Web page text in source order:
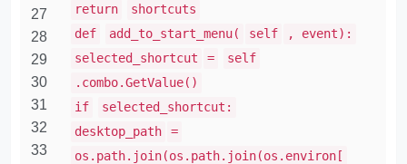
27
28
29
30
31
32
33
return
shortcuts
def
add_to_start_menu( self
, event):
selected_shortcut
=
self
.combo.GetValue()
if
selected_shortcut:
desktop_path
=
os.path.join(os.path.join(os.environ[